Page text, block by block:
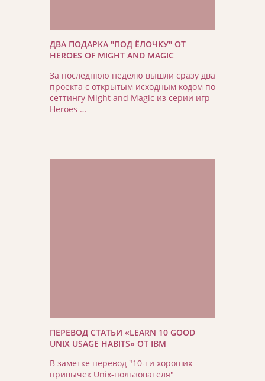
ДВА ПОДАРКА "ПОД ЁЛОЧКУ" ОТ
HEROES OF MIGHT AND MAGIC
За последнюю неделю вышли сразу два
проекта с открытым исходным кодом по
сеттингу Might and Magic из серии игр
Heroes …
ПЕРЕВОД СТАТЬИ «LEARN 10 GOOD
UNIX USAGE HABITS» ОТ IBM
В заметке перевод "10-ти хороших
привычек Unix-пользователя"